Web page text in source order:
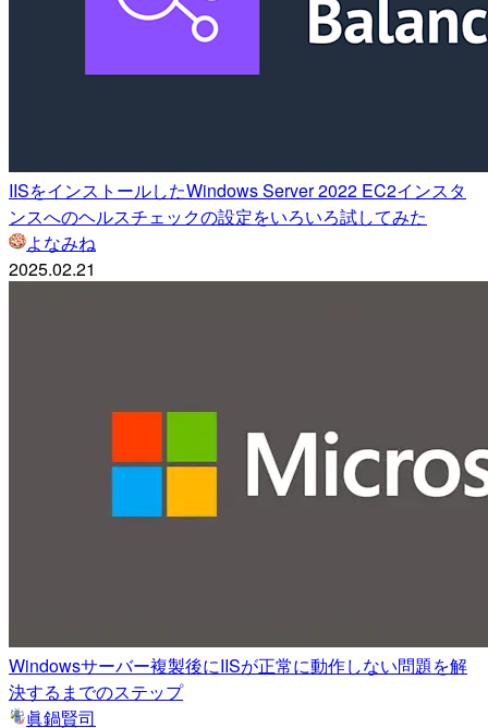
IISをインストールしたWindows Server 2022 EC2インスタ
ンスへのヘルスチェックの設定をいろいろ試してみた
よなみね
2025.02.21
Windowsサーバー複製後にIISが正常に動作しない問題を解
決するまでのステップ
眞鍋賢司